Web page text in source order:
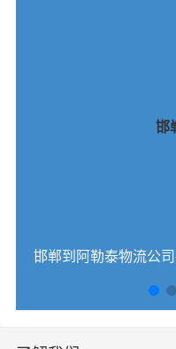
邯
邯郸到阿勒泰物流公